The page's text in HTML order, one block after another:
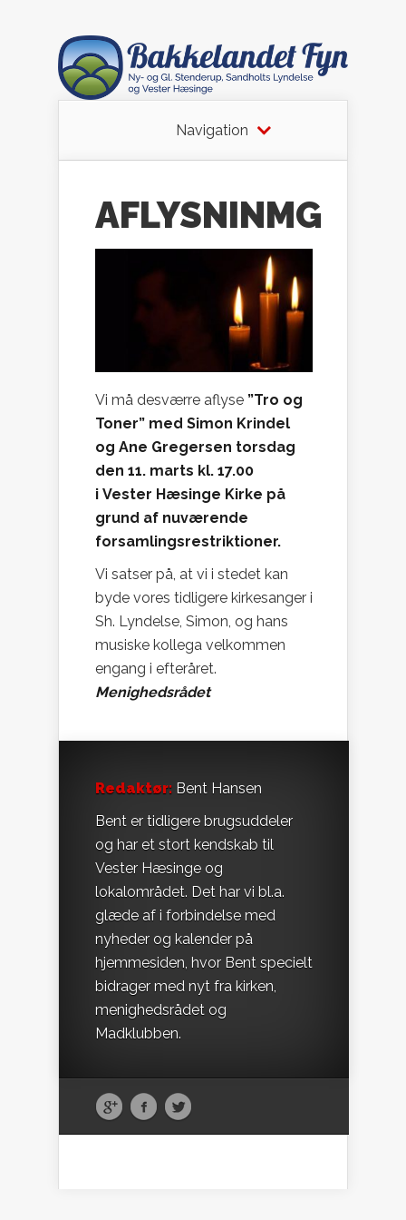
Navigation
AFLYSNINMG
Vi må desværre aflyse ”Tro og
Toner” med Simon Krindel
og Ane Gregersen torsdag
den 11. marts kl. 17.00
i Vester Hæsinge Kirke på
grund af nuværende
forsamlingsrestriktioner.
Vi satser på, at vi i stedet kan
byde vores tidligere kirkesanger i
Sh. Lyndelse, Simon, og hans
musiske kollega velkommen
engang i efteråret.
Menighedsrådet
Redaktør: Bent Hansen
Bent er tidligere brugsuddeler
og har et stort kendskab til
Vester Hæsinge og
lokalområdet. Det har vi bl.a.
glæde af i forbindelse med
nyheder og kalender på
hjemmesiden, hvor Bent specielt
bidrager med nyt fra kirken,
menighedsrådet og
Madklubben.